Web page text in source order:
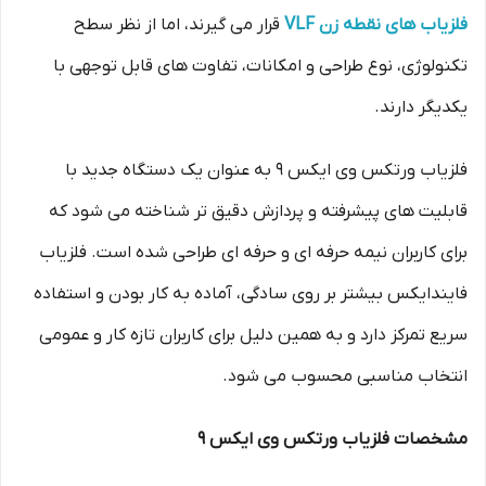
فلزیاب های نقطه زن VLF
قرار می گیرند، اما از نظر سطح
تکنولوژی، نوع طراحی و امکانات، تفاوت های قابل توجهی با
یکدیگر دارند.
فلزیاب ورتکس وی ایکس 9 به عنوان یک دستگاه جدید با
قابلیت های پیشرفته و پردازش دقیق تر شناخته می شود که
برای کاربران نیمه حرفه ای و حرفه ای طراحی شده است. فلزیاب
فایندایکس بیشتر بر روی سادگی، آماده به کار بودن و استفاده
سریع تمرکز دارد و به همین دلیل برای کاربران تازه کار و عمومی
انتخاب مناسبی محسوب می شود.
مشخصات فلزیاب ورتکس وی ایکس 9